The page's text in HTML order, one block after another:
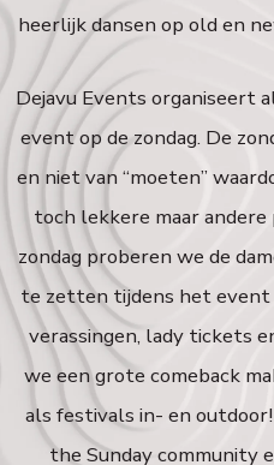
heerlijk dansen op old en
Dejavu Events organiseert
event op de zondag. De
en niet van “moeten”
toch lekkere maar
zondag proberen we de
te zetten tijdens het event
verassingen, lady tickets
we een grote comeback
als festivals in- en
the Sunday community